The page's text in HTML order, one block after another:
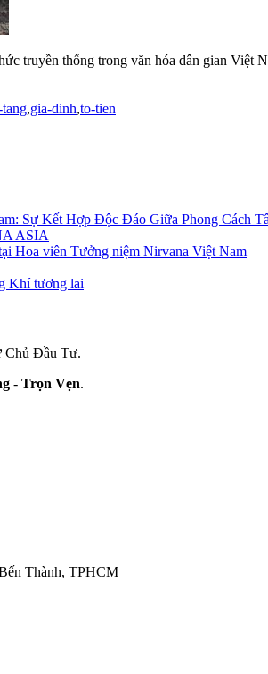
truyền thống trong văn hóa dân gian Việt
,gia-dinh,to-tien
Sự Kết Hợp Độc Đáo Giữa Phong Cách
ASIA
Hoa viên Tưởng niệm Nirvana Việt Nam
Khí tương lai
Chủ Đầu Tư.
- Trọn Vẹn.
Thành, TPHCM